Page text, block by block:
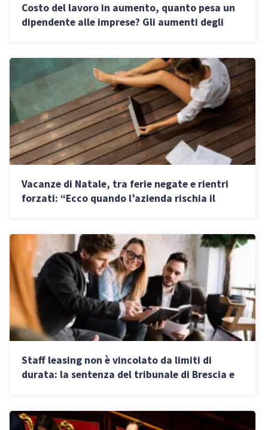
Costo del lavoro in aumento, quanto pesa un
dipendente alle imprese? Gli aumenti degli
Vacanze di Natale, tra ferie negate e rientri
forzati: “Ecco quando l’azienda rischia il
Staff leasing non è vincolato da limiti di
durata: la sentenza del tribunale di Brescia e